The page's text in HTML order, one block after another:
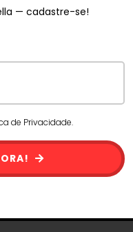
— cadastre-se!
de Privacidade.